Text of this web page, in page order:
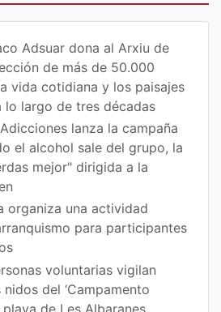
Adsuar dona al Arxiu de
de más de 50.000
vida cotidiana y los paisajes
lo largo de tres décadas
lanza la campaña
el alcohol sale del grupo, la
mejor" dirigida a la
organiza una actividad
para participantes
voluntarias vigilan
del ‘Campamento
playa de Les Albaranes